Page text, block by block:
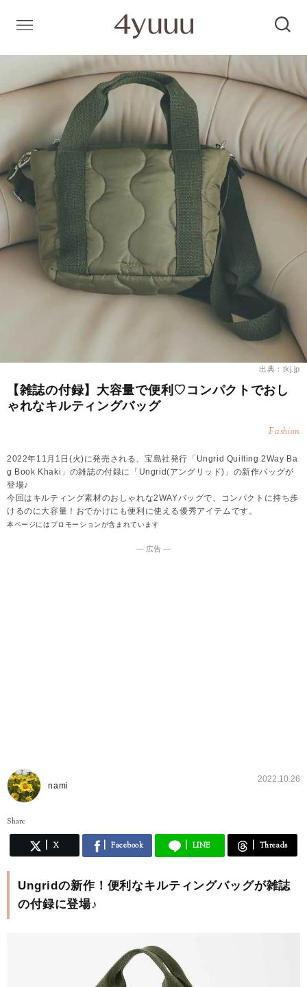
出典：tkj.jp
【雑誌の付録】大容量で便利♡コンパクトでおし
ゃれなキルティングバッグ
Fashion
2022年11月1日(火)に発売される、宝島社発行「Ungrid Quilting 2Way Ba
g Book Khaki」の雑誌の付録に「Ungrid(アングリッド)」の新作バッグが
登場♪
今回はキルティング素材のおしゃれな2WAYバッグで、コンパクトに持ち歩
けるのに大容量！おでかけにも便利に使える優秀アイテムです。
本ページにはプロモーションが含まれています
― 広告 ―
nami
2022.10.26
Share
X Facebook LINE Threads
Ungridの新作！便利なキルティングバッグが雑誌
の付録に登場♪